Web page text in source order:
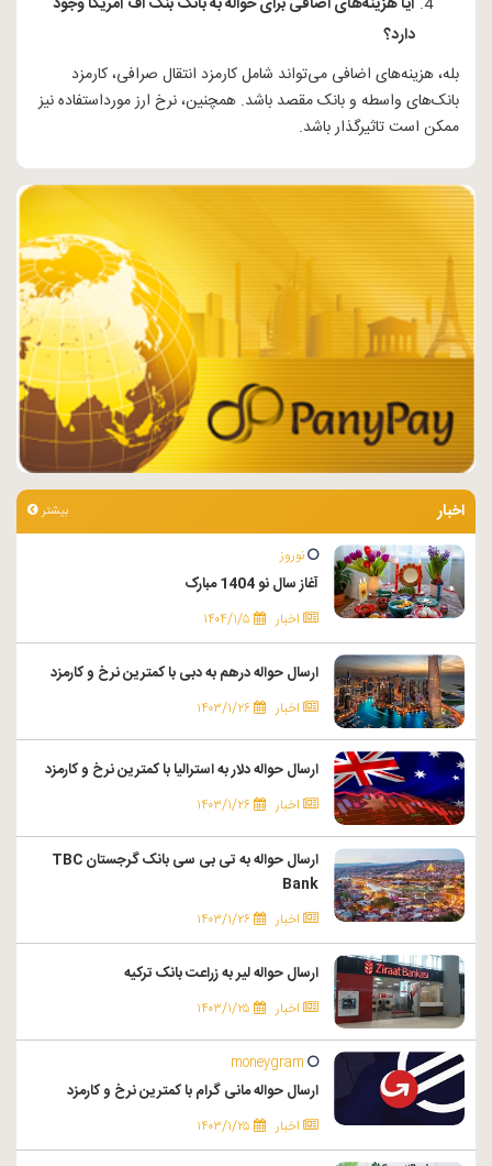
دارد؟
بله، هزینه‌های اضافی می‌تواند شامل کارمزد انتقال صرافی، کارمزد
بانک‌های واسطه و بانک مقصد باشد. همچنین، نرخ ارز مورداستفاده نیز
ممکن است تاثیرگذار باشد.
اخبار بیشتر
نوروز
آغاز سال نو 1404 مبارک
اخبار ۱۴۰۴/۱/۵
ارسال حواله درهم به دبی با کمترین نرخ و کارمزد
اخبار ۱۴۰۳/۱/۲۶
ارسال حواله دلار به استرالیا با کمترین نرخ و کارمزد
اخبار ۱۴۰۳/۱/۲۶
ارسال حواله به تی بی سی بانک گرجستان TBC
Bank
اخبار ۱۴۰۳/۱/۲۶
ارسال حواله لیر به زراعت بانک ترکیه
اخبار ۱۴۰۳/۱/۲۵
moneygram
ارسال حواله مانی گرام با کمترین نرخ و کارمزد
اخبار ۱۴۰۳/۱/۲۵